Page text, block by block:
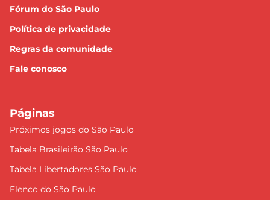
Fórum do São Paulo
Política de privacidade
Regras da comunidade
Fale conosco
Páginas
Próximos jogos do São Paulo
Tabela Brasileirão São Paulo
Tabela Libertadores São Paulo
Elenco do São Paulo